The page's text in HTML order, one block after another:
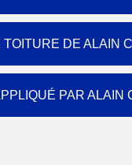
TOITURE DE ALAIN
PAR